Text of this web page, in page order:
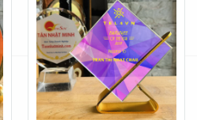
bất cứ lúc nào, gọi cho
( hoặc add zalo 0949920008)
CHÚNG TÔI
SẢN PHẨM
khác ở đây,